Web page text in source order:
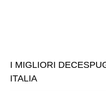
I MIGLIORI
ITALIA